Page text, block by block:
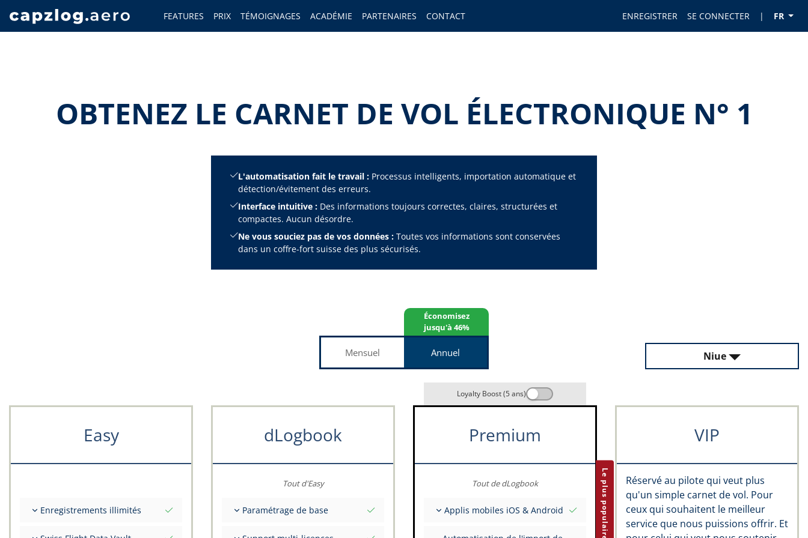
FEATURES PRIX TÉMOIGNAGES ACADÉMIE PARTENAIRES CONTACT ENREGISTRER SE CONNECTER | FR
OBTENEZ LE CARNET DE VOL ÉLECTRONIQUE N° 1
L'automatisation fait le travail : Processus intelligents, importation automatique et
détection/évitement des erreurs.
Interface intuitive : Des informations toujours correctes, claires, structurées et
compactes. Aucun désordre.
Ne vous souciez pas de vos données : Toutes vos informations sont conservées
dans un coffre-fort suisse des plus sécurisés.
Économisez
jusqu'à 46%
Mensuel Annuel Niue
Easy
Enregistrements illimités
dLogbook
Tout d'Easy
Paramétrage de base Le plus populaire
Loyalty Boost (5 ans)
Premium
Tout de dLogbook
Applis mobiles iOS & Android
VIP
Réservé au pilote qui veut plus
qu'un simple carnet de vol. Pour
ceux qui souhaitent le meilleur
service que nous puissions offrir. Et